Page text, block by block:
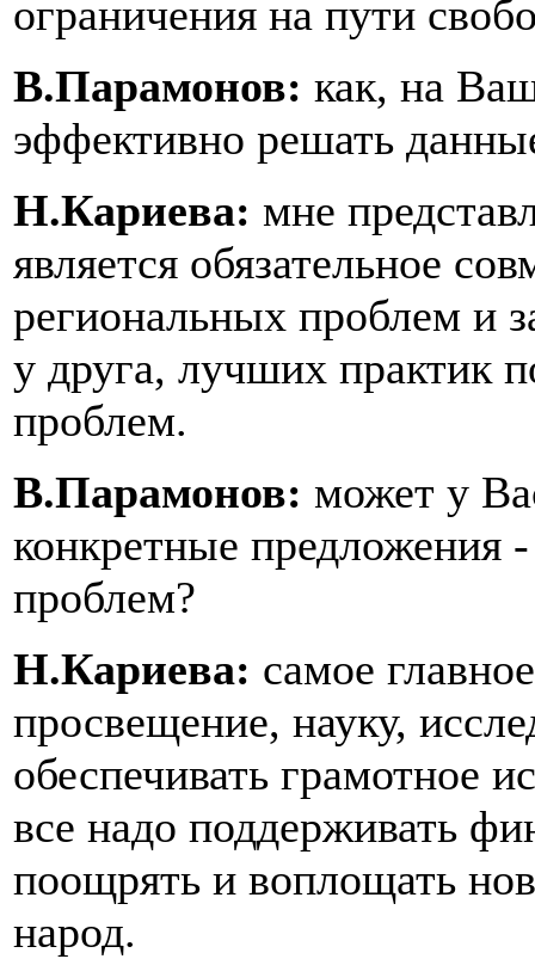
ограничения на пути
В.Парамонов: как, на
эффективно решать
Н.Кариева: мне
является обязательное
региональных проблем и
у друга, лучших практик
проблем.
В.Парамонов: может у
конкретные предложения
проблем?
Н.Кариева: самое
просвещение, науку,
обеспечивать грамотное
все надо поддерживать
поощрять и воплощать
народ.